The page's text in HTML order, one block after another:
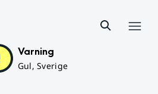
Varning
Gul, Sverige